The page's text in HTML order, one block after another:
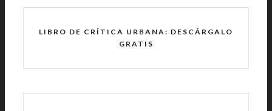
LIBRO DE CRÍTICA URBANA: DESCÁRGALO
GRATIS